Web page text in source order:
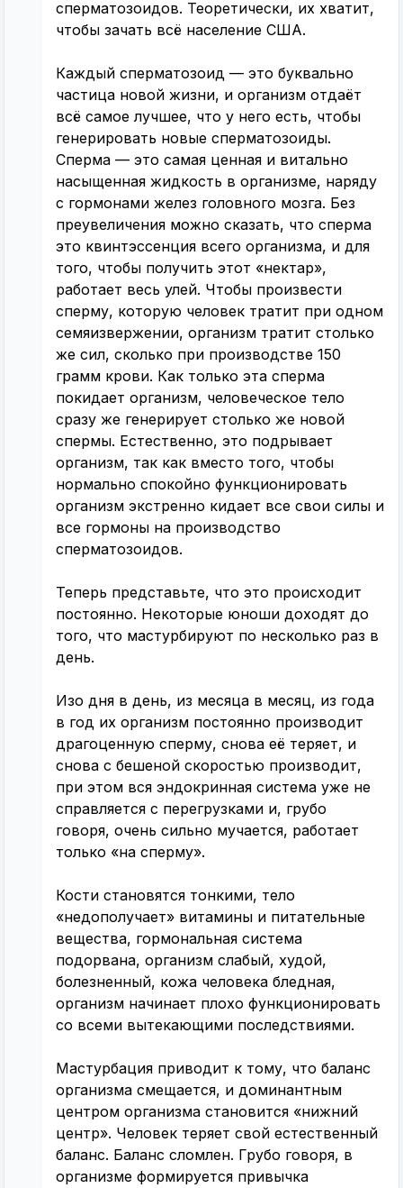
сперматозоидов. Теоретически, их хватит,
чтобы зачать всё население США.
Каждый сперматозоид — это буквально
частица новой жизни, и организм отдаёт
всё самое лучшее, что у него есть, чтобы
генерировать новые сперматозоиды.
Сперма — это самая ценная и витально
насыщенная жидкость в организме, наряду
с гормонами желез головного мозга. Без
преувеличения можно сказать, что сперма
это квинтэссенция всего организма, и для
того, чтобы получить этот «нектар»,
работает весь улей. Чтобы произвести
сперму, которую человек тратит при одном
семяизвержении, организм тратит столько
же сил, сколько при производстве 150
грамм крови. Как только эта сперма
покидает организм, человеческое тело
сразу же генерирует столько же новой
спермы. Естественно, это подрывает
организм, так как вместо того, чтобы
нормально спокойно функционировать
организм экстренно кидает все свои силы и
все гормоны на производство
сперматозоидов.
Теперь представьте, что это происходит
постоянно. Некоторые юноши доходят до
того, что мастурбируют по несколько раз в
день.
Изо дня в день, из месяца в месяц, из года
в год их организм постоянно производит
драгоценную сперму, снова её теряет, и
снова с бешеной скоростью производит,
при этом вся эндокринная система уже не
справляется с перегрузками и, грубо
говоря, очень сильно мучается, работает
только «на сперму».
Кости становятся тонкими, тело
«недополучает» витамины и питательные
вещества, гормональная система
подорвана, организм слабый, худой,
болезненный, кожа человека бледная,
организм начинает плохо функционировать
со всеми вытекающими последствиями.
Мастурбация приводит к тому, что баланс
организма смещается, и доминантным
центром организма становится «нижний
центр». Человек теряет свой естественный
баланс. Баланс сломлен. Грубо говоря, в
организме формируется привычка